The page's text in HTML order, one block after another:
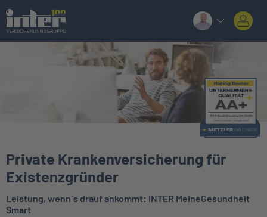
Private Krankenversicherung für
Existenzgründer
Leistung, wenn´s drauf ankommt: INTER MeineGesundheit
Smart